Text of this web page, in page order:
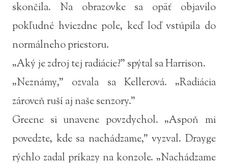
skončila. Na obrazovke sa opäť objavilo
pokľudné hviezdne pole, keď loď vstúpila do
normálneho priestoru.
„Aký je zdroj tej radiácie?” spýtal sa Harrison.
„Neznámy,” ozvala sa Kellerová. „Radiácia
zároveň ruší aj naše senzory.”
Greene si unavene povzdychol. „Aspoň mi
povedzte, kde sa nachádzame,” vyzval. Drayge
rýchlo zadal príkazy na konzole. „Nachádzame